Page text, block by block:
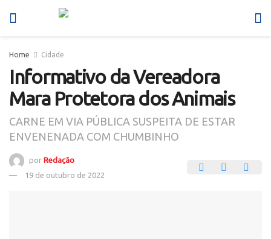
Home Cidade
Informativo da Vereadora
Mara Protetora dos Animais
CARNE EM VIA PÚBLICA SUSPEITA DE ESTAR
ENVENENADA COM CHUMBINHO
por Redação
19 de outubro de 2022